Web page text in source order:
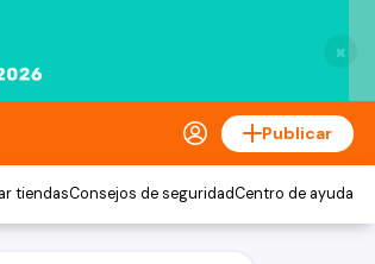
×
Publicar
tiendasConsejos de seguridadCentro de ayuda